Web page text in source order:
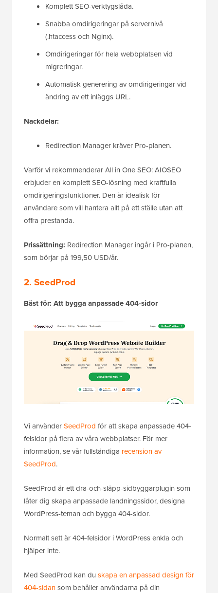
Komplett SEO-verktygslåda.
Snabba omdirigeringar på servernivå
(.htaccess och Nginx).
Omdirigeringar för hela webbplatsen vid
migreringar.
Automatisk generering av omdirigeringar vid
ändring av ett inläggs URL.
Nackdelar:
Redirection Manager kräver Pro-planen.
Varför vi rekommenderar All in One SEO: AIOSEO
erbjuder en komplett SEO-lösning med kraftfulla
omdirigeringsfunktioner. Den är idealisk för
användare som vill hantera allt på ett ställe utan att
offra prestanda.
Prissättning: Redirection Manager ingår i Pro-planen,
som börjar på 199,50 USD/år.
2. SeedProd
Bäst för: Att bygga anpassade 404-sidor
Vi använderSeedProd för att skapa anpassade 404-
felsidor på flera av våra webbplatser. För mer
information, se vår fullständiga recension av
SeedProd.
SeedProd är ett dra-och-släpp-sidbyggarplugin som
låter dig skapa anpassade landningssidor, designa
WordPress-teman och bygga 404-sidor.
Normalt sett är 404-felsidor i WordPress enkla och
hjälper inte.
Med SeedProd kan du skapa en anpassad design för
404-sidansom behåller användarna på din